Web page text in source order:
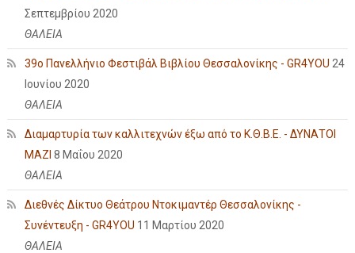
Σεπτεμβρίου 2020
ΘΑΛΕΙΑ
39ο Πανελλήνιο Φεστιβάλ Βιβλίου Θεσσαλονίκης - GR4YOU 24
Ιουνίου 2020
ΘΑΛΕΙΑ
Διαμαρτυρία των καλλιτεχνών έξω από το Κ.Θ.Β.Ε. - ΔΥΝΑΤΟΙ
ΜΑΖΙ 8 Μαΐου 2020
ΘΑΛΕΙΑ
Διεθνές Δίκτυο Θεάτρου Ντοκιμαντέρ Θεσσαλονίκης -
Συνέντευξη - GR4YOU 11 Μαρτίου 2020
ΘΑΛΕΙΑ